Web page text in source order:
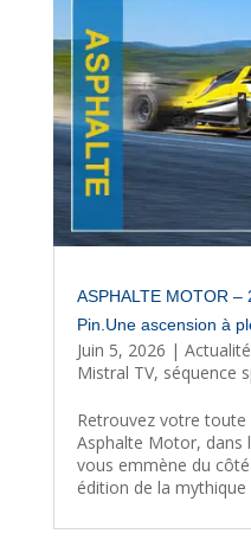
ASPHALTE MOTOR
Pin.Une ascension à
Juin 5, 2026 |
Mistral TV, séquence
Retrouvez votre
Asphalte Motor, dans
vous emmène du
édition de la